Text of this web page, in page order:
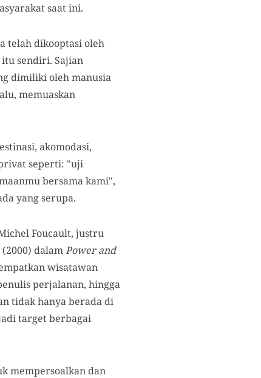
saat ini.
telah dikooptasi oleh
sendiri. Sajian
dimiliki oleh manusia
memuaskan
akomodasi,
seperti: "uji
bersama kami",
yang serupa.
Foucault, justru
dalamPower and
wisatawan
perjalanan, hingga
tidak hanya berada di
target berbagai
mempersoalkan dan